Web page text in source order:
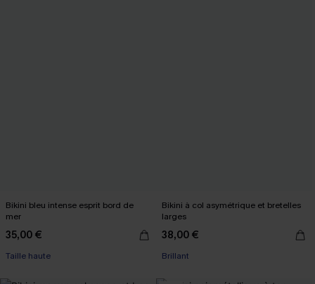
Bikini bleu intense esprit bord de
mer
35,00 €
Taille haute
Bikini à col asymétrique et bretelles
larges
38,00 €
Brillant